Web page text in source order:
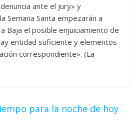
ante el jury» y
Semana Santa empezarán a
Baja el posible enjuiciamiento de
entidad suficiente y elementos
correspondiente». (La
para la noche de hoy